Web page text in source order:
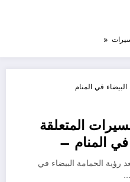
المتعلقة
في المنام –
رؤية الحمامة البيضاء في